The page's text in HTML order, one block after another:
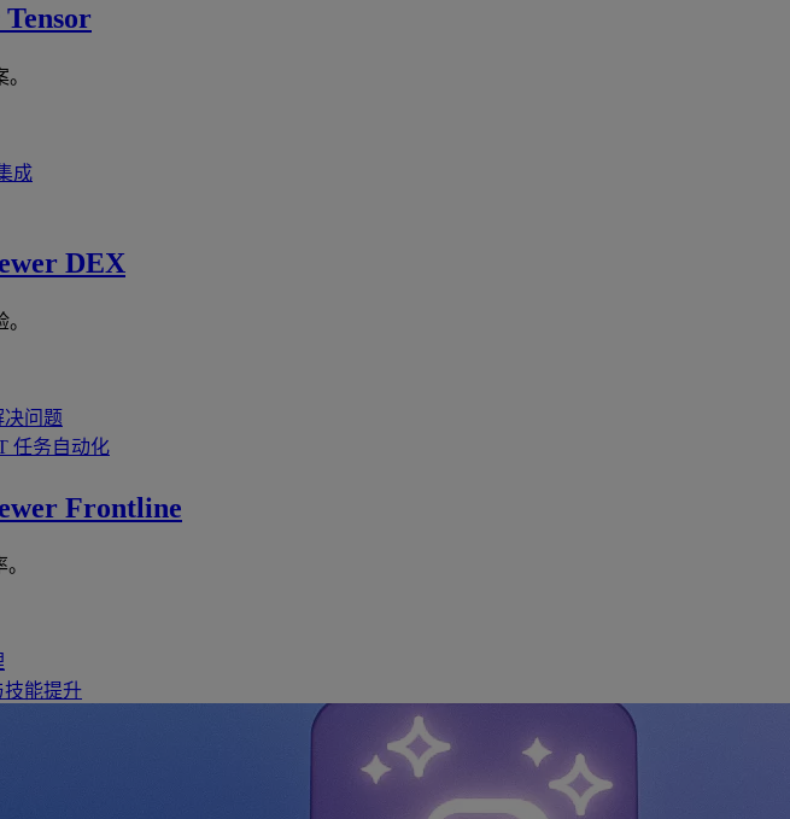
成
DEX
问题
任务自动化
Frontline
技能提升